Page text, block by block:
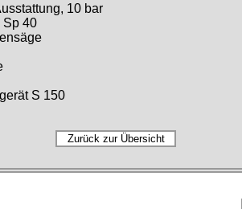
10 bar
Sp 40
S 150